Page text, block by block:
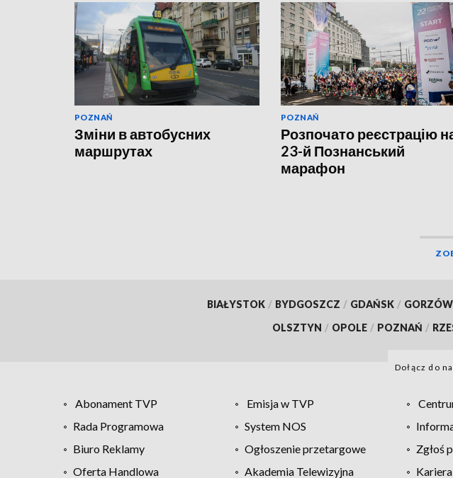
POZNAŃ
Зміни в автобусних
маршрутах
POZNAŃ
Розпочато реєстрацію
23-й Познанський
марафон
BIAŁYSTOK / BYDGOSZCZ / GDAŃSK /
OLSZTYN / OPOLE / POZNAŃ /
Dołącz do
Abonament TVP Emisja w TVP
Rada Programowa
System NOS
Biuro Reklamy
Ogłoszenie przetargowe Zgłoś
Oferta Handlowa
Akademia Telewizyjna